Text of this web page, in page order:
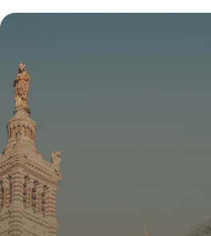
11 juillet 2026